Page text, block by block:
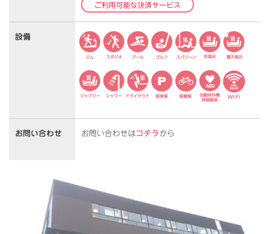
ご利用可能な決済サービス
設備
お問い合わせ お問い合わせはコチラから